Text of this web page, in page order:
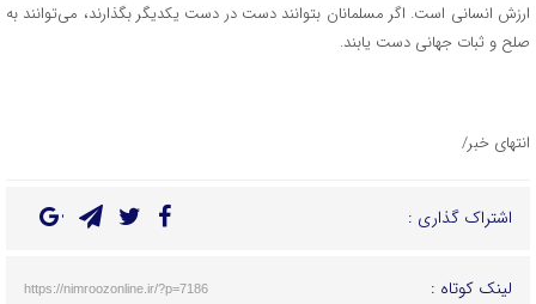
ارزش انسانی است. اگر مسلمانان بتوانند دست در دست یکدیگر بگذارند، می‌توانند به
صلح و ثبات جهانی دست یابند.
انتهای خبر/
اشتراک گذاری :
لینک کوتاه : https://nimroozonline.ir/?p=7186